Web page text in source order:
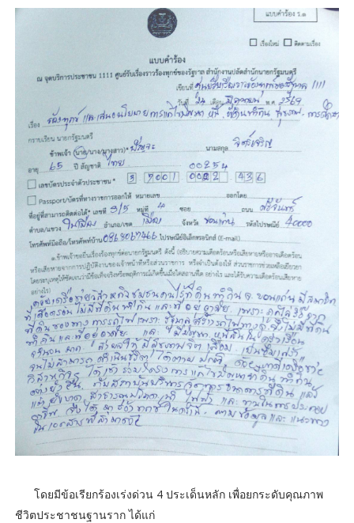
โดยมี​ข้อเรียกร้องเร่งด่วน 4 ประเด็นหลัก เพื่อยกระดับคุณภาพ
ชีวิตประชาชนฐานราก ได้แก่